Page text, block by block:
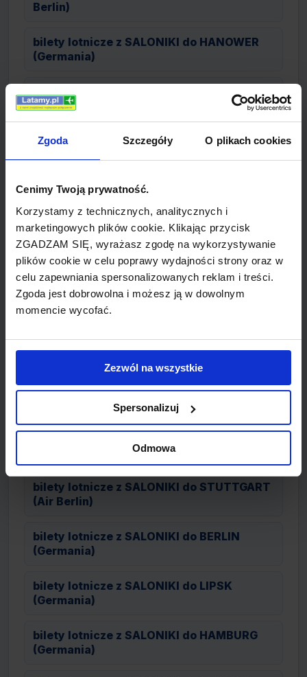
Zgoda Szczegóły O plikach cookies
Cenimy Twoją prywatność.
Korzystamy z technicznych, analitycznych i
marketingowych plików cookie. Klikając przycisk
ZGADZAM SIĘ, wyrażasz zgodę na wykorzystywanie
plików cookie w celu poprawy wydajności strony oraz w
celu zapewniania spersonalizowanych reklam i treści.
Zgoda jest dobrowolna i możesz ją w dowolnym
momencie wycofać.
Zezwól na wszystkie
Spersonalizuj
Odmowa
Berlin)
bilety lotnicze z SALONIKI do HANOWER
(Germania)
bilety lotnicze z SALONIKI do LINZ (Air
Berlin)
bilety lotnicze z SALONIKI do WIEDEŃ (Air
bilety lotnicze z SALONIKI do FRANKFURT
(Air Berlin)
bilety lotnicze z SALONIKI do BERLIN (Air
Berlin)
bilety lotnicze z SALONIKI do DREZNO (Air
Berlin)
bilety lotnicze z SALONIKI do AMSTERDAM
(transavia.com)
bilety lotnicze z SALONIKI do MONACHIUM
bilety lotnicze z SALONIKI do STUTTGART
(Air Berlin)
bilety lotnicze z SALONIKI do BERLIN
(Germania)
bilety lotnicze z SALONIKI do LIPSK
(Germania)
bilety lotnicze z SALONIKI do HAMBURG
(Germania)